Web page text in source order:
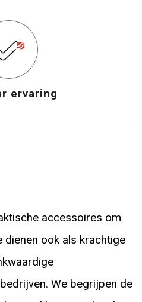
ervaring
accessoires om
dienen ook als krachtige
We begrijpen de